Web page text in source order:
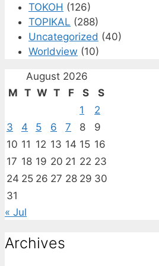
TOKOH (126)
TOPIKAL (288)
Uncategorized (40)
Worldview (10)
August 2026
M T W T F S
S
1
2
3
4 5 6 7 8
9
10 11 12 13 14 15 16
17 18 19 20 21 22 23
24 25 26 27 28 29 30
31
« Jul
Archives